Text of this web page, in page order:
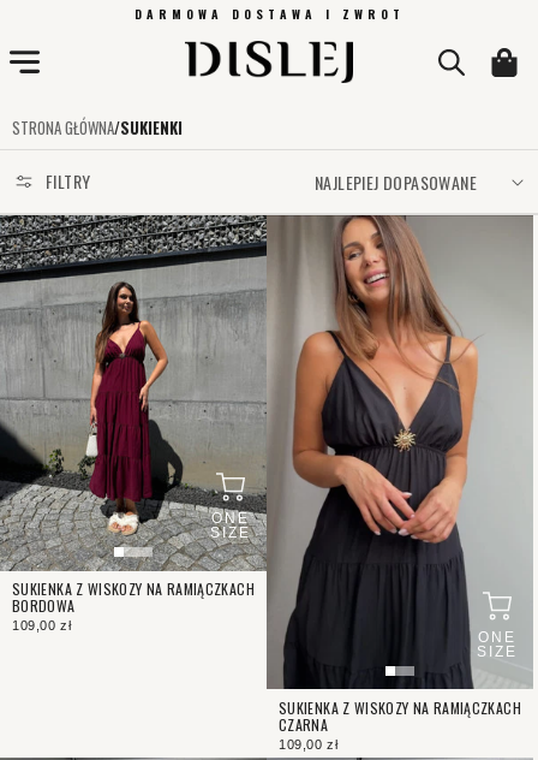
TREŚCI
DARMOWA DOSTAWA I ZWROT
Koszyk
STRONA GŁÓWNA/SUKIENKI
FILTRY
ONE
SIZE
SUKIENKA Z WISKOZY NA RAMIĄCZKACH
BORDOWA
109,00 zł
ONE
SIZE
SUKIENKA Z WISKOZY NA RAMIĄCZKACH
CZARNA
109,00 zł